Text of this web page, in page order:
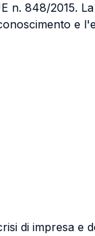
n. 848/2015.
e
di impresa e